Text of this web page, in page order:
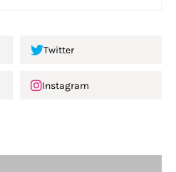
Twitter
Instagram